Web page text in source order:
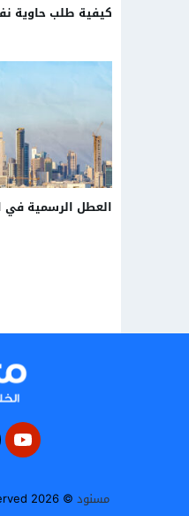
كيفية طلب حاوية
العطل الرسمية في
مسنود © 2026 All rights reserved.